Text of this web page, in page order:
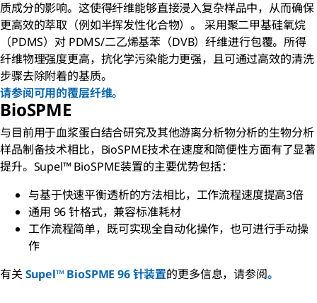
质成分的影响。这使得纤维能够直接浸入复杂样品中，从而确保
更高效的萃取（例如半挥发性化合物）。 采用聚二甲基硅氧烷
（PDMS）对 PDMS/二乙烯基苯（DVB）纤维进行包覆。所得
纤维物理强度更高，抗化学污染能力更强，且可通过高效的清洗
步骤去除附着的基质。
请参阅可用的覆层纤维。
BioSPME
与目前用于血浆蛋白结合研究及其他游离分析物分析的生物分析
样品制备技术相比，BioSPME技术在速度和简便性方面有了显著
提升。Supel™ BioSPME装置的主要优势包括：
与基于快速平衡透析的方法相比，工作流程速度提高3倍
通用 96 针格式，兼容标准耗材
工作流程简单，既可实现全自动化操作，也可进行手动操
作
有关 Supel™ BioSPME 96 针装置的更多信息，请参阅。